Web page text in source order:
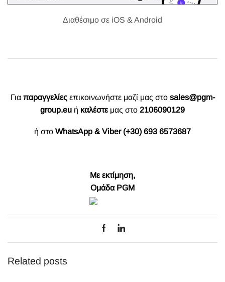
Διαθέσιμο σε iOS & Android
Γιαπαραγγελίες επικοινωνήστε μαζί μας στοsales@pgm-
group.eu ή καλέστε μας στο 2106090129
ή στο WhatsApp & Viber (+30) 693 6573687
Με εκτίμηση,
Ομάδα PGM
Related posts